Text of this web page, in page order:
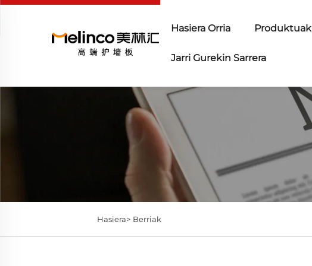
Hasiera Orria Produktuak
Jarri Gurekin Sarrera
Hasiera> Berriak